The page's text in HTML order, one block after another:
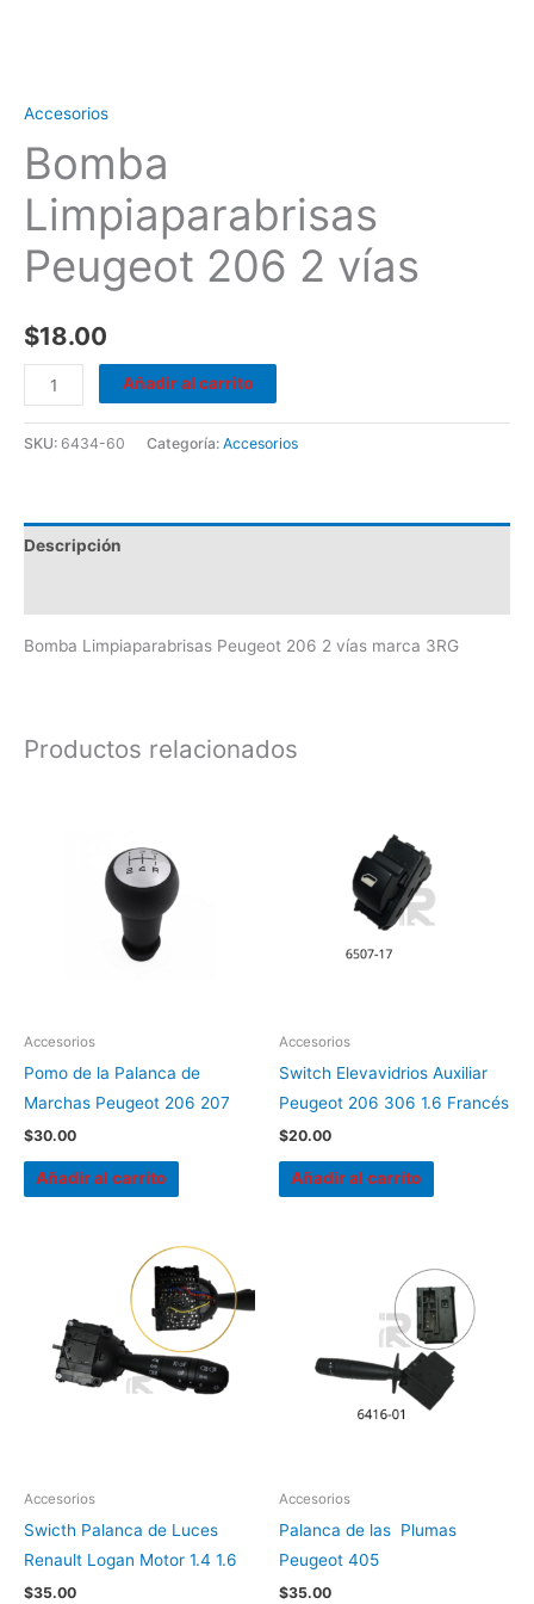
Accesorios
Bomba
Limpiaparabrisas
Peugeot 206 2 vías
$18.00
Añadir al carrito
SKU: 6434-60 Categoría: Accesorios
Descripción
Bomba Limpiaparabrisas Peugeot 206 2 vías marca 3RG
Productos relacionados
Accesorios
Pomo de la Palanca de
Marchas Peugeot 206 207
$30.00
Añadir al carrito
Accesorios
Switch Elevavidrios Auxiliar
Peugeot 206 306 1.6 Francés
$20.00
Añadir al carrito
Accesorios
Swicth Palanca de Luces
Renault Logan Motor 1.4 1.6
$35.00
Accesorios
Palanca de las Plumas
Peugeot 405
$35.00